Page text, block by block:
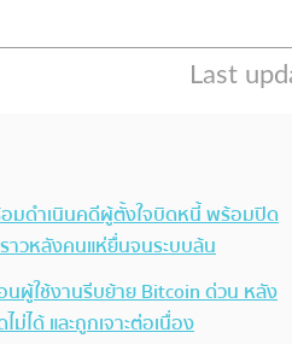
อมดำเนินคดีผู้ตั้งใจบิดหนี้ พร้อมปิด
าวหลังคนแห่ยื่นจนระบบล้น
นผู้ใช้งานรีบย้าย Bitcoin ด่วน หลัง
ม่ได้ และถูกเจาะต่อเนื่อง